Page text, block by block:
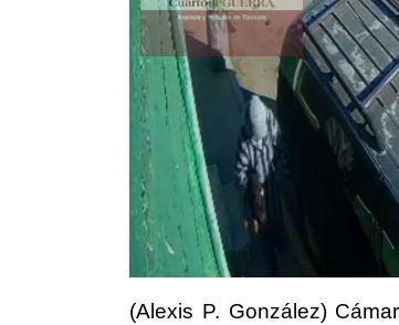
(Alexis P. González)